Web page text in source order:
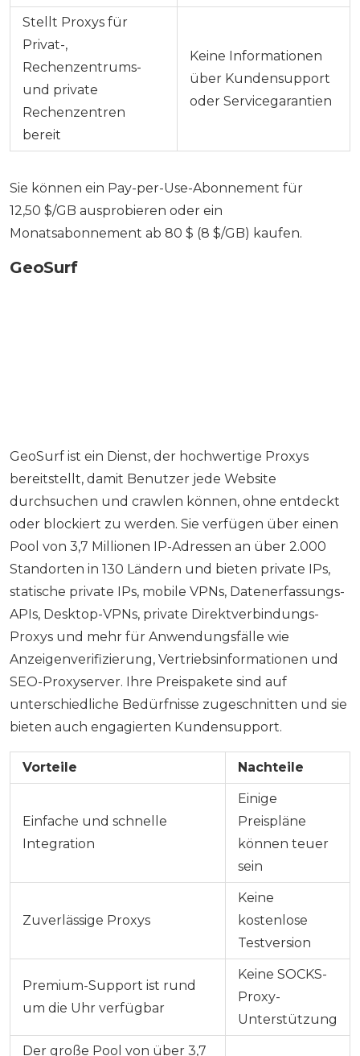
Stellt Proxys für
Privat-,
Rechenzentrums-
und private
Rechenzentren
bereit
Keine Informationen
über Kundensupport
oder Servicegarantien
Sie können ein Pay-per-Use-Abonnement für
12,50 $/GB ausprobieren oder ein
Monatsabonnement ab 80 $ (8 $/GB) kaufen.
GeoSurf
GeoSurf ist ein Dienst, der hochwertige Proxys
bereitstellt, damit Benutzer jede Website
durchsuchen und crawlen können, ohne entdeckt
oder blockiert zu werden. Sie verfügen über einen
Pool von 3,7 Millionen IP-Adressen an über 2.000
Standorten in 130 Ländern und bieten private IPs,
statische private IPs, mobile VPNs, Datenerfassungs-
APIs, Desktop-VPNs, private Direktverbindungs-
Proxys und mehr für Anwendungsfälle wie
Anzeigenverifizierung, Vertriebsinformationen und
SEO-Proxyserver. Ihre Preispakete sind auf
unterschiedliche Bedürfnisse zugeschnitten und sie
bieten auch engagierten Kundensupport.
Vorteile Nachteile
Einfache und schnelle
Integration
Einige
Preispläne
können teuer
sein
Zuverlässige Proxys
Keine
kostenlose
Testversion
Premium-Support ist rund
um die Uhr verfügbar
Keine SOCKS-
Proxy-
Unterstützung
Der große Pool von über 3,7